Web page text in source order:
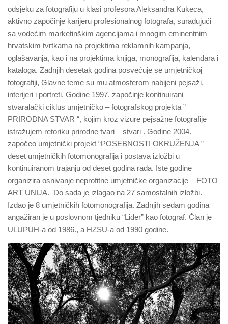
odsjeku za fotografiju u klasi profesora Aleksandra Kukeca,
aktivno započinje karijeru profesionalnog fotografa, surađujući
sa vodećim marketinškim agencijama i mnogim eminentnim
hrvatskim tvrtkama na projektima reklamnih kampanja,
oglašavanja, kao i na projektima knjiga, monografija, kalendara i
kataloga. Zadnjih desetak godina posvećuje se umjetničkoj
fotografiji, Glavne teme su mu atmosferom nabijeni pejsaži,
interijeri i portreti. Godine 1997. započinje kontinuirani
stvaralački ciklus umjetničko – fotografskog projekta ”
PRIRODNA STVAR “, kojim kroz vizure pejsažne fotografije
istražujem retoriku prirodne tvari – stvari . Godine 2004.
započeo umjetnički projekt “POSEBNOSTI OKRUŽENJA ” –
deset umjetničkih fotomonografija i postava izložbi u
kontinuiranom trajanju od deset godina rada. Iste godine
organizira osnivanje neprofitne umjetničke organizacije – FOTO
ART UNIJA. Do sada je izlagao na 27 samostalnih izložbi.
Izdao je 8 umjetničkih fotomonografija. Zadnjih sedam godina
angažiran je u poslovnom tjedniku “Lider” kao fotograf. Član je
ULUPUH-a od 1986., a HZSU-a od 1990 godine.